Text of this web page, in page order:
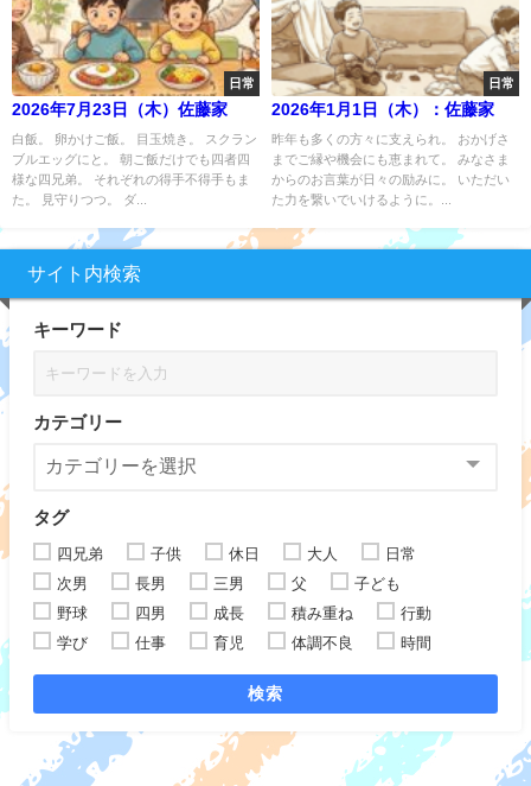
日常
2026年7月23日（木）佐藤家
白飯。 卵かけご飯。 目玉焼き。 スクラン
ブルエッグにと。 朝ご飯だけでも四者四
様な四兄弟。 それぞれの得手不得手もま
た。 見守りつつ。 ダ...
日常
2026年1月1日（木）：佐藤家
昨年も多くの方々に支えられ。 おかげさ
までご縁や機会にも恵まれて。 みなさま
からのお言葉が日々の励みに。 いただい
た力を繋いでいけるように。...
サイト内検索
キーワード
カテゴリー
タグ
四兄弟 子供 休日 大人
日常
次男
長男 三男 父
子ども
野球
四男 成長 積み重ね
行動
学び
仕事 育児 体調不良 時間
検索